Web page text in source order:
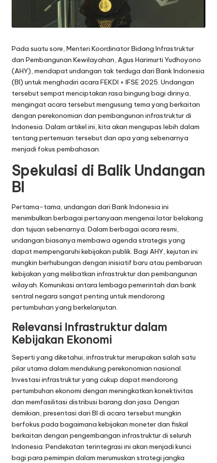
Pada suatu sore, Menteri Koordinator Bidang Infrastruktur
dan Pembangunan Kewilayahan, Agus Harimurti Yudhoyono
(AHY), mendapat undangan tak terduga dari Bank Indonesia
(BI) untuk menghadiri acara FEKDI × IFSE 2025. Undangan
tersebut sempat menciptakan rasa bingung bagi dirinya,
mengingat acara tersebut mengusung tema yang berkaitan
dengan perekonomian dan pembangunan infrastruktur di
Indonesia. Dalam artikel ini, kita akan mengupas lebih dalam
tentang pertemuan tersebut dan apa yang sebenarnya
menjadi fokus pembahasan.
Spekulasi di Balik Undangan
BI
Pertama-tama, undangan dari Bank Indonesia ini
menimbulkan berbagai pertanyaan mengenai latar belakang
dan tujuan sebenarnya. Dalam berbagai acara resmi,
undangan biasanya membawa agenda strategis yang
dapat mempengaruhi kebijakan publik. Bagi AHY, kejutan ini
mungkin berhubungan dengan inisiatif baru atau pembaruan
kebijakan yang melibatkan infrastruktur dan pembangunan
wilayah. Komunikasi antara lembaga pemerintah dan bank
sentral negara sangat penting untuk mendorong
pertumbuhan yang berkelanjutan.
Relevansi Infrastruktur dalam
Kebijakan Ekonomi
Seperti yang diketahui, infrastruktur merupakan salah satu
pilar utama dalam mendukung perekonomian nasional.
Investasi infrastruktur yang cukup dapat mendorong
pertumbuhan ekonomi dengan meningkatkan konektivitas
dan memfasilitasi distribusi barang dan jasa. Dengan
demikian, presentasi dari BI di acara tersebut mungkin
berfokus pada bagaimana kebijakan moneter dan fiskal
berkaitan dengan pengembangan infrastruktur di seluruh
Indonesia. Pendekatan terintegrasi ini akan menjadi kunci
bagi para pemimpin dalam merumuskan strategi jangka